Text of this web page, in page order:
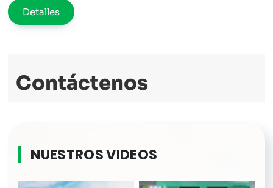
Detalles
Contáctenos
NUESTROS VIDEOS